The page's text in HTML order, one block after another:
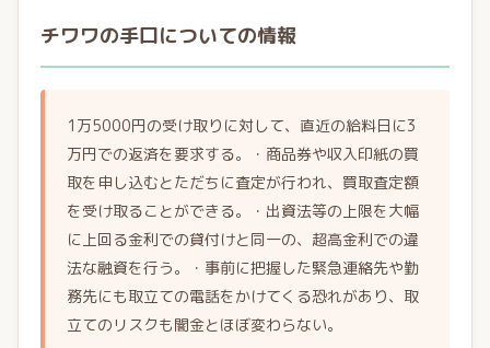
チワワの手口についての情報
1万5000円の受け取りに対して、直近の給料日に3
万円での返済を要求する。・商品券や収入印紙の買
取を申し込むとただちに査定が行われ、買取査定額
を受け取ることができる。・出資法等の上限を大幅
に上回る金利での貸付けと同一の、超高金利での違
法な融資を行う。・事前に把握した緊急連絡先や勤
務先にも取立ての電話をかけてくる恐れがあり、取
立てのリスクも闇金とほぼ変わらない。